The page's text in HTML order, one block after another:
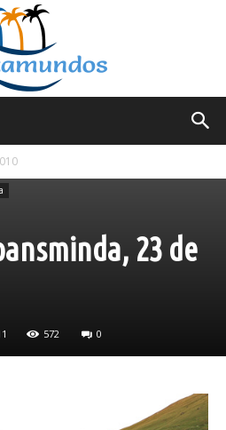
23 de
572 0